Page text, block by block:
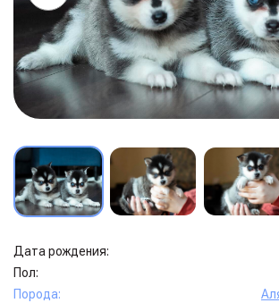
Дата рождения:
Пол:
Порода: